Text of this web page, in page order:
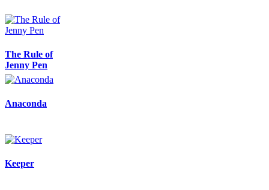
The Rule of
Jenny Pen
Anaconda
Keeper